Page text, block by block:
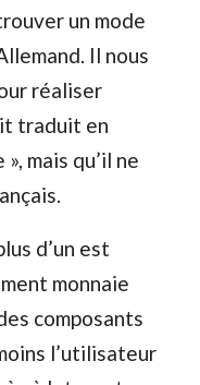
un mode
Il nous
réaliser
traduit en
mais qu’il ne
d’un est
monnaie
composants
l’utilisateur